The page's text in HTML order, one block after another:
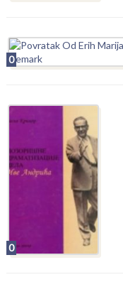
0
0